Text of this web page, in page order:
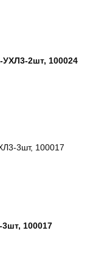
2шт, 100024
100017